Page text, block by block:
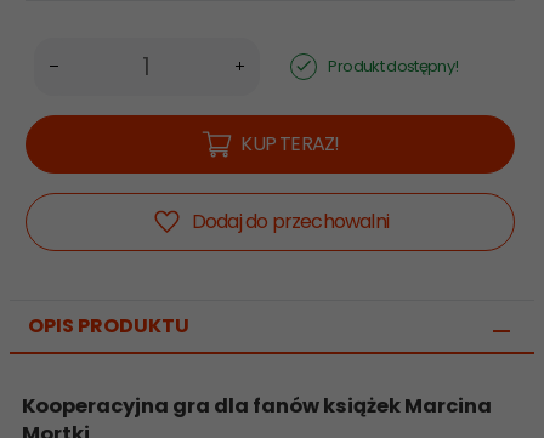
Produkt dostępny!
KUP TERAZ!
Dodaj do przechowalni
OPIS PRODUKTU
Kooperacyjna gra dla fanów książek Marcina